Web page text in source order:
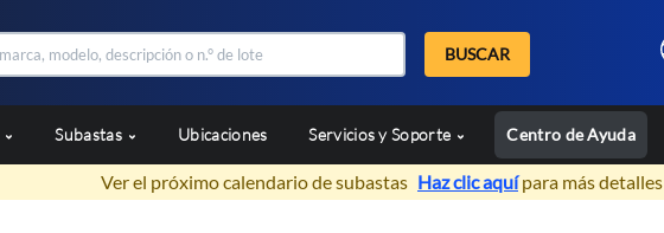
BUSCAR
Subastas Ubicaciones Servicios y Soporte Centro de Ayuda
Ver el próximo calendario de subastas Haz clic aquípara más detalles